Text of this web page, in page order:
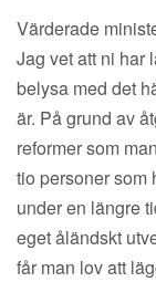
Värderade
Jag vet att ni har
belysa med det
är. På grund av
reformer som
tio personer som
under en längre
eget åländskt
får man lov att